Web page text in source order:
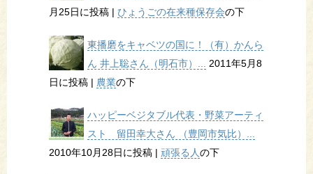
月25日に投稿 | ひょうごの在来種保存会の下
東播磨をキャベツの国に！（有）かんら
ん 井上聡さん（明石市）... 2011年5月8
日に投稿 | 農業の下
ハッピーベジタブル代表・野菜アーティ
スト 留田幸大さん （豊岡市気比）...
2010年10月28日に投稿 | 頑張る人の下